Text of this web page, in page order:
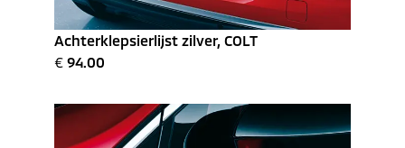
Achterklepsierlijst zilver, COLT
€ 94.00